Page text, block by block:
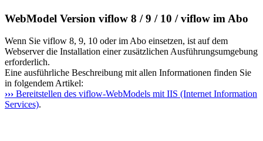
WebModel Version viflow 8 / 9 / 10 / viflow im Abo
Wenn Sie viflow 8, 9, 10 oder im Abo einsetzen, ist auf dem
Webserver die Installation einer zusätzlichen Ausführungsumgebung
erforderlich.
Eine ausführliche Beschreibung mit allen Informationen finden Sie
in folgendem Artikel:
››› Bereitstellen des viflow-WebModels mit IIS (Internet Information
Services).